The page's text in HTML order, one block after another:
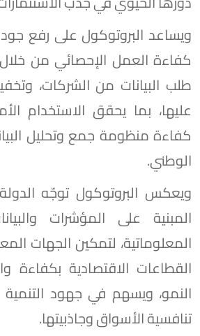
ويساعد البروتوكول على رفع
كفاءة العمل الإحصائي من
طلب البيانات من الشركات،
عليها، بما يحقق الاستخدام
كفاءة منظومة جمع وتحليل
الوطني.
ويعكس البروتوكول توجّه
المبنية على المؤشرات
المعلوماتية، لتمكين الجهات
القطاعات الاقتصادية بكفاءة
النمو، ويسهم في جهود التنمية
تنافسية الأسواق وجاذبيتها.